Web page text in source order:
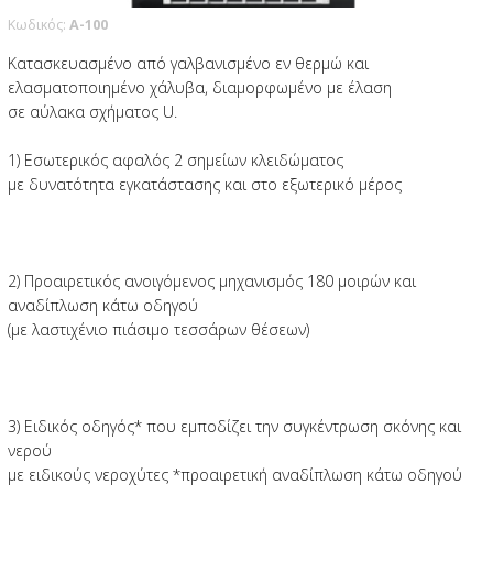
Κωδικός: Α-100
Κατασκευασμένο από γαλβανισμένο εν θερμώ και
ελασματοποιημένο χάλυβα, διαμορφωμένο με έλαση
σε αύλακα σχήματος U.
1) Εσωτερικός αφαλός 2 σημείων κλειδώματος
με δυνατότητα εγκατάστασης και στο εξωτερικό μέρος
2) Προαιρετικός ανοιγόμενος μηχανισμός 180 μοιρών και
αναδίπλωση κάτω οδηγού
(με λαστιχένιο πιάσιμο τεσσάρων θέσεων)
3) Ειδικός οδηγός* που εμποδίζει την συγκέντρωση σκόνης και
νερού
με ειδικούς νεροχύτες *προαιρετική αναδίπλωση κάτω οδηγού